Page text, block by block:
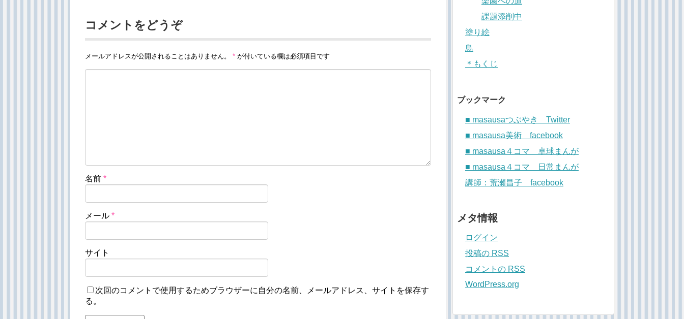
コメントをどうぞ
メールアドレスが公開されることはありません。 * が付いている欄は必須項目です
名前 *
メール *
サイト
次回のコメントで使用するためブラウザーに自分の名前、メールアドレス、サイトを保存す
る。
課題添削中
塗り絵
鳥
＊もくじ
ブックマーク
■ masausaつぶやき Twitter
■ masausa美術 facebook
■ masausa４コマ 卓球まんが
■ masausa４コマ 日常まんが
講師：荒瀬昌子 facebook
メタ情報
ログイン
投稿の RSS
コメントの RSS
WordPress.org